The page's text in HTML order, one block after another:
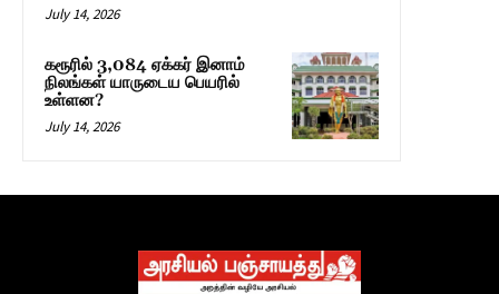
July 14, 2026
கரூரில் 3,084 ஏக்கர் இனாம்
நிலங்கள் யாருடைய பெயரில்
உள்ளன?
July 14, 2026